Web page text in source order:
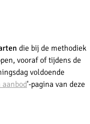
die bij de methodiek
vooraf of tijdens de
voldoende
aanbod'-pagina van deze